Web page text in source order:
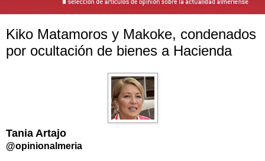
Kiko Matamoros y Makoke, condenados
por ocultación de bienes a Hacienda
Tania Artajo
@opinionalmeria